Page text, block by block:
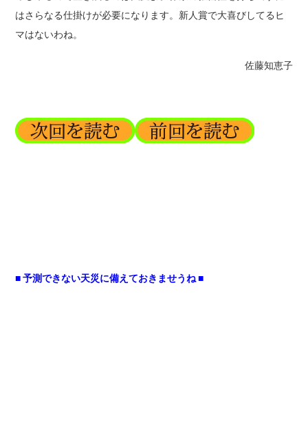
はさらなる仕掛けが必要になります。新人賞で大喜びしてるヒ
マはないわね。
佐藤知恵子
■ 予測できない天災に備えておきませうね ■